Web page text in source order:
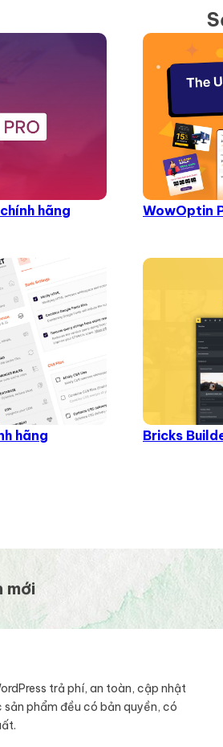
hãng WowOptin
hãng Bricks
mới
trả phí, an toàn, cập nhật
phẩm đều có bản quyền, có